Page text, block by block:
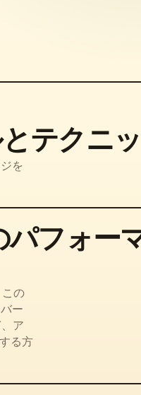
テクニ
を
フォー
の
ー
ア
る方